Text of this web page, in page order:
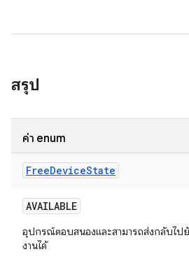
สรุป
ค่า enum
FreeDeviceState
AVAILABLE
อุปกรณ์ตอบสนองและสามารถส่งกลับไ
งานได้